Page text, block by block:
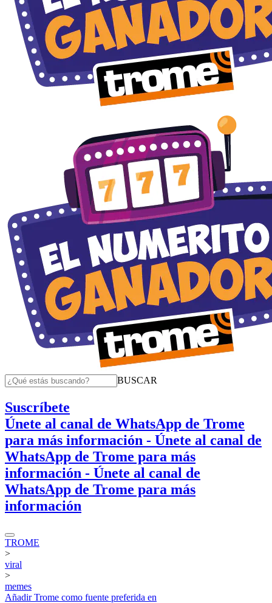
BUSCAR
Suscríbete
Únete al canal de WhatsApp de Trome
para más información - Únete al canal de
WhatsApp de Trome para más
información - Únete al canal de
WhatsApp de Trome para más
información
TROME
>
viral
>
memes
AñadirTrome como fuente preferida en